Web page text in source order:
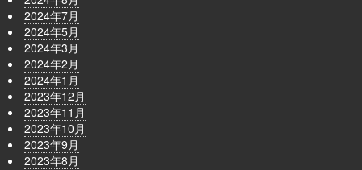
2024年7月
2024年5月
2024年3月
2024年2月
2024年1月
2023年12月
2023年11月
2023年10月
2023年9月
2023年8月